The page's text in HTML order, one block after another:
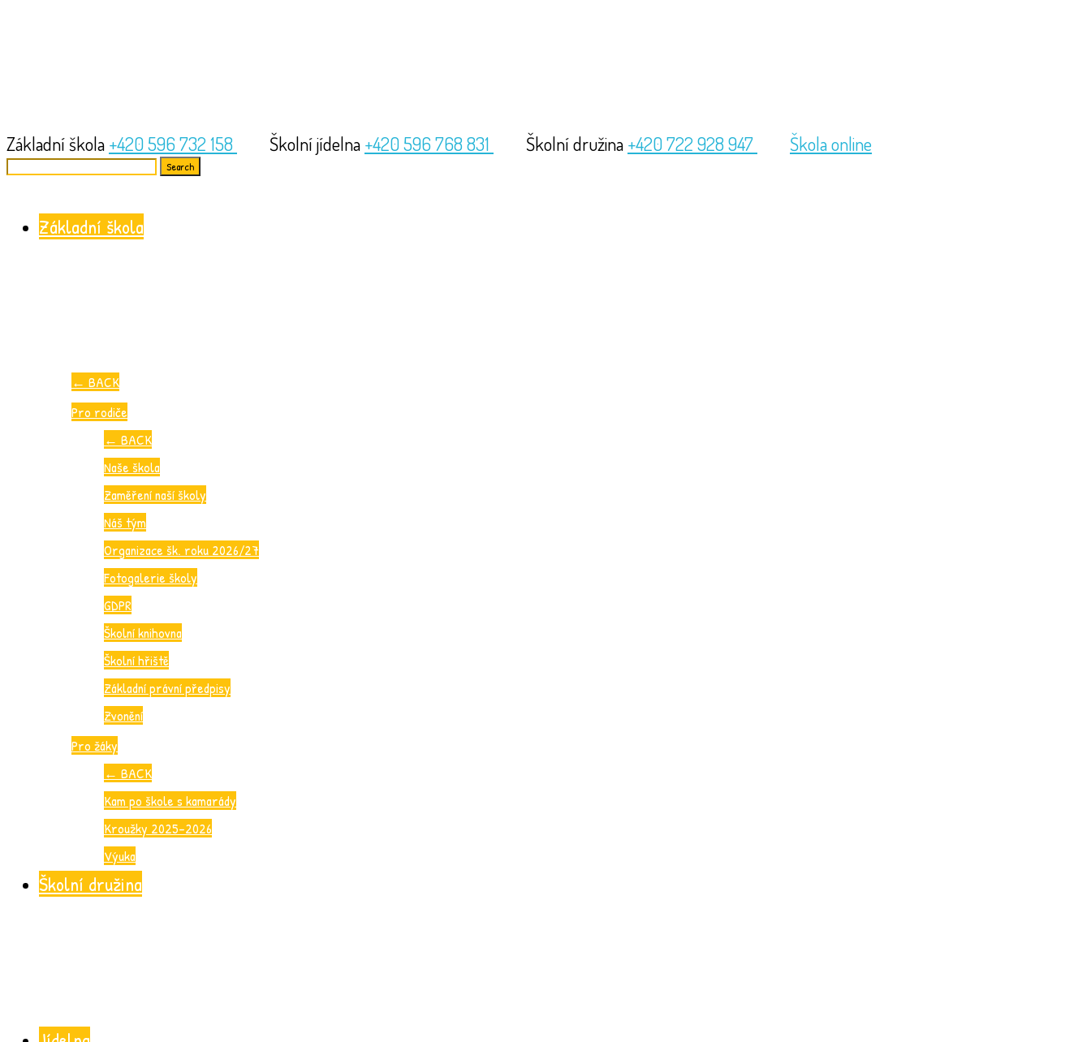
Základní škola +420 596 732 158 Školní jídelna +420 596 768 831 Školní družina +420 722 928 947 Škola online
Search
Základní škola
← BACK
Pro rodiče
← BACK
Naše škola
Zaměření naší školy
Náš tým
Organizace šk. roku 2026/27
Fotogalerie školy
GDPR
Školní knihovna
Školní hřiště
Základní právní předpisy
Zvonění
Pro žáky
← BACK
Kam po škole s kamarády
Kroužky 2025-2026
Výuka
Školní družina